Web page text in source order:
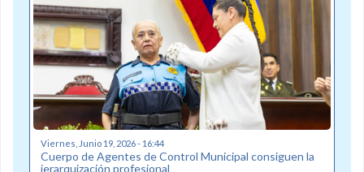
Viernes, Junio 19, 2026 - 16:44
Cuerpo de Agentes de Control Municipal consiguen la
jerarquización profesional